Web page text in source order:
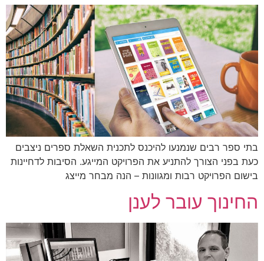
בתי ספר רבים שנמנעו להיכנס לתכנית השאלת ספרים ניצבים
כעת בפני הצורך להתניע את הפרויקט המייגע. הסיבות לדחיינות
בישום הפרויקט רבות ומגוונות – הנה מבחר מייצג
החינוך עובר לענן